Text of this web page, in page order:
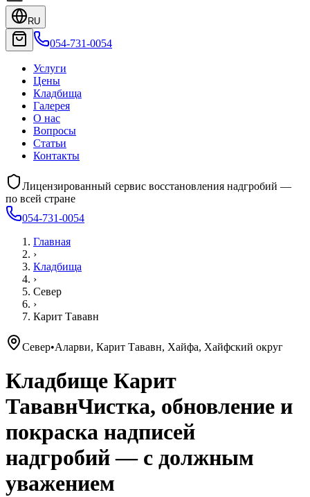
RU
054-731-0054
Услуги
Цены
Кладбища
Галерея
О нас
Вопросы
Статьи
Контакты
Лицензированный сервис восстановления надгробий —
по всей стране
054-731-0054
Главная
›
Кладбища
›
Север
›
Карит Тававн
Север•Аларви, Карит Тававн, Хайфа, Хайфский округ
Кладбище Карит
ТававнЧистка, обновление и
покраска надписей
надгробий — с должным
уважением